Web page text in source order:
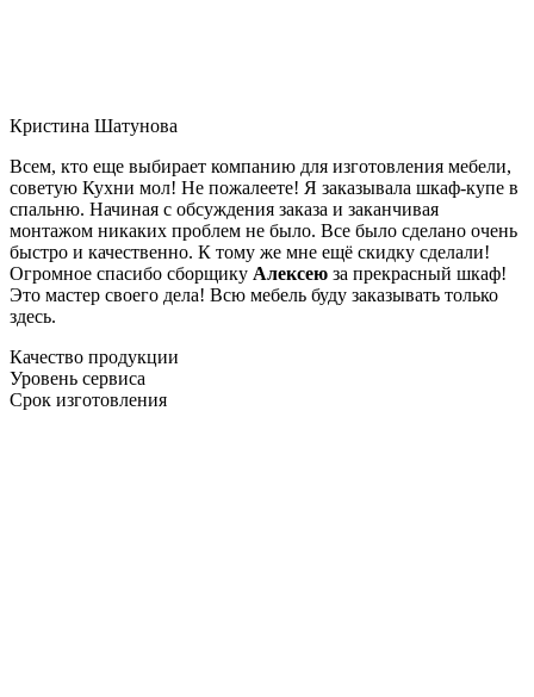
Кристина Шатунова
Всем, кто еще выбирает компанию для изготовления мебели,
советую Кухни мол! Не пожалеете! Я заказывала шкаф-купе в
спальню. Начиная с обсуждения заказа и заканчивая
монтажом никаких проблем не было. Все было сделано очень
быстро и качественно. К тому же мне ещё скидку сделали!
Огромное спасибо сборщику Алексею за прекрасный шкаф!
Это мастер своего дела! Всю мебель буду заказывать только
здесь.
Качество продукции
Уровень сервиса
Срок изготовления